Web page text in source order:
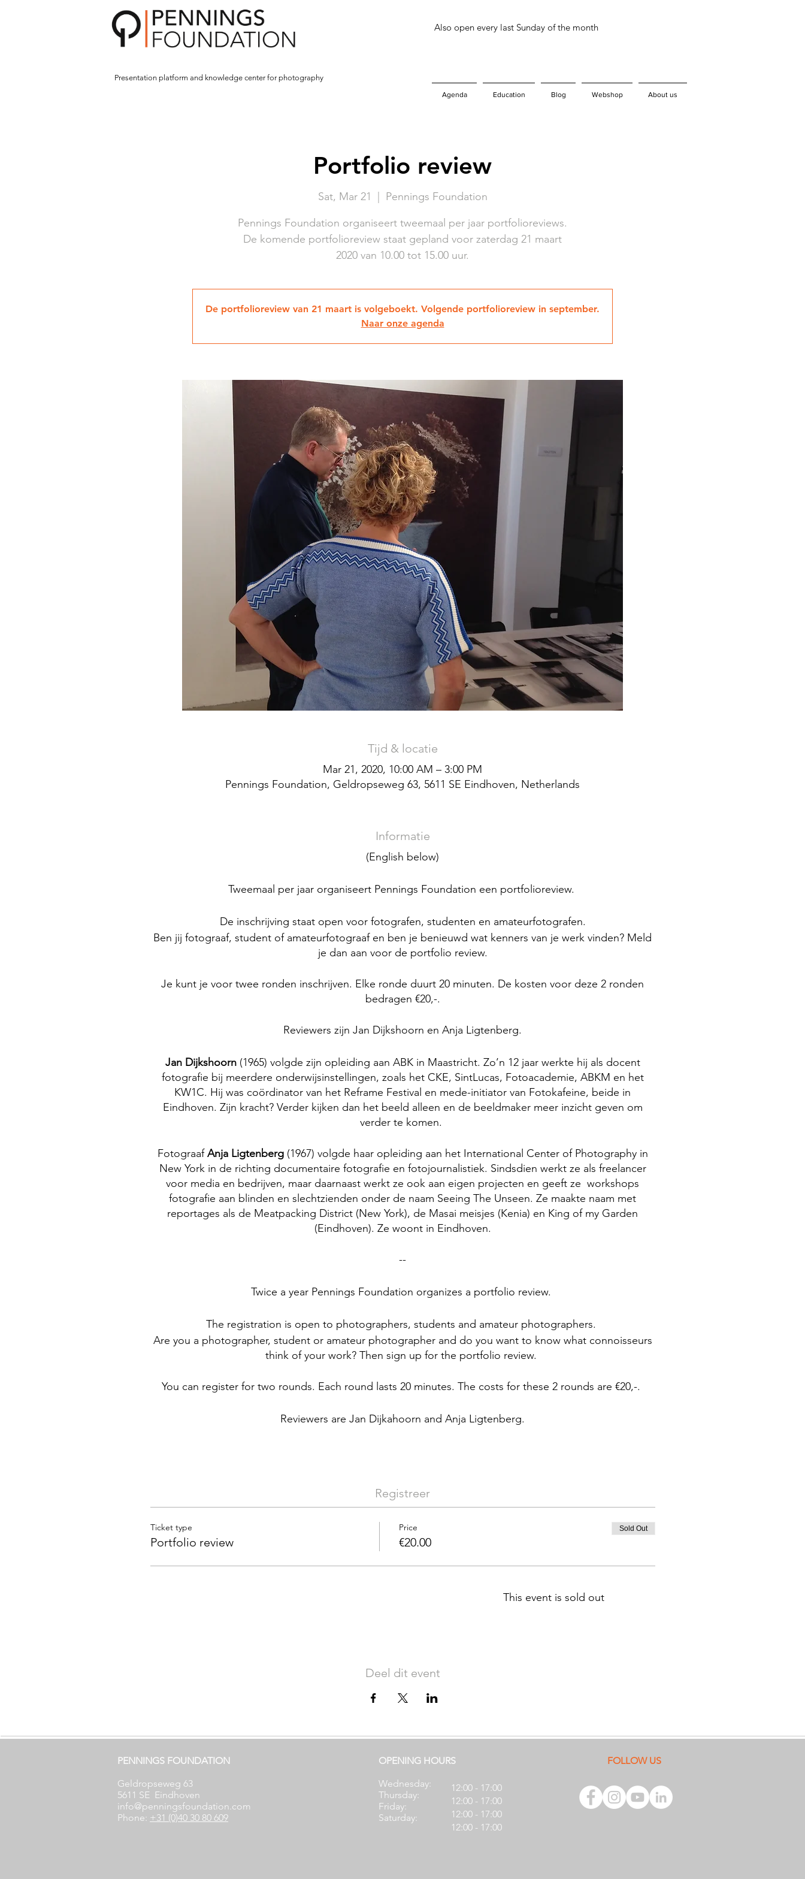
Also open every last Sunday of the month
Presentation platform and knowledge center for photography
Agenda Education Blog Webshop About us
Portfolio review
Sat, Mar 21
Pennings Foundation
Pennings Foundation organiseert tweemaal per jaar portfolioreviews.
De komende portfolioreview staat gepland voor zaterdag 21 maart
2020 van 10.00 tot 15.00 uur.
De portfolioreview van 21 maart is volgeboekt. Volgende portfolioreview in september.
Naar onze agenda
Tijd & locatie
Mar 21, 2020, 10:00 AM – 3:00 PM
Pennings Foundation, Geldropseweg 63, 5611 SE Eindhoven, Netherlands
Informatie
(English below)
Tweemaal per jaar organiseert Pennings Foundation een portfolioreview.
De inschrijving staat open voor fotografen, studenten en amateurfotografen.
Ben jij fotograaf, student of amateurfotograaf en ben je benieuwd wat kenners van je werk vinden? Meld
je dan aan voor de portfolio review.
Je kunt je voor twee ronden inschrijven. Elke ronde duurt 20 minuten. De kosten voor deze 2 ronden
bedragen €20,-.
Reviewers zijn Jan Dijkshoorn en Anja Ligtenberg.
Jan Dijkshoorn(1965) volgde zijn opleiding aan ABK in Maastricht. Zo’n 12 jaar werkte hij als docent
fotografie bij meerdere onderwijsinstellingen, zoals het CKE, SintLucas, Fotoacademie, ABKM en het
KW1C. Hij was coördinator van het Reframe Festival en mede-initiator van Fotokafeine, beide in
Eindhoven. Zijn kracht? Verder kijken dan het beeld alleen en de beeldmaker meer inzicht geven om
verder te komen.
FotograafAnja Ligtenberg (1967) volgde haar opleiding aan het International Center of Photography in
New York in de richting documentaire fotografie en fotojournalistiek. Sindsdien werkt ze als freelancer
voor media en bedrijven, maar daarnaast werkt ze ook aan eigen projecten en geeft ze workshops
fotografie aan blinden en slechtzienden onder de naam Seeing The Unseen. Ze maakte naam met
reportages als de Meatpacking District (New York), de Masai meisjes (Kenia) en King of my Garden
(Eindhoven). Ze woont in Eindhoven.
--
Twice a year Pennings Foundation organizes a portfolio review.
The registration is open to photographers, students and amateur photographers.
Are you a photographer, student or amateur photographer and do you want to know what connoisseurs
think of your work? Then sign up for the portfolio review.
You can register for two rounds. Each round lasts 20 minutes. The costs for these 2 rounds are €20,-.
Reviewers are Jan Dijkahoorn and Anja Ligtenberg.
Registreer
Ticket type
Portfolio review
Price
€20.00
Sold Out
This event is sold out
Deel dit event
PENNINGS FOUNDATION
Geldropseweg 63
5611 SE Eindhoven
info@penningsfoundation.com
Phone: +31 (0)40 30 80 609
OPENING HOURS
Wednesday:
Thursday:
Friday:
Saturday:
12:00 - 17:00
12:00 - 17:00
12:00 - 17:00
12:00 - 17:00
FOLLOW US